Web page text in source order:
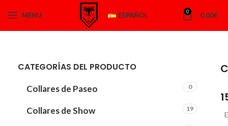
MENU ESPAÑOL 0 0.00€
CATEGORÍAS DEL PRODUCTO
Collares de Paseo 0
Collares de Show 19